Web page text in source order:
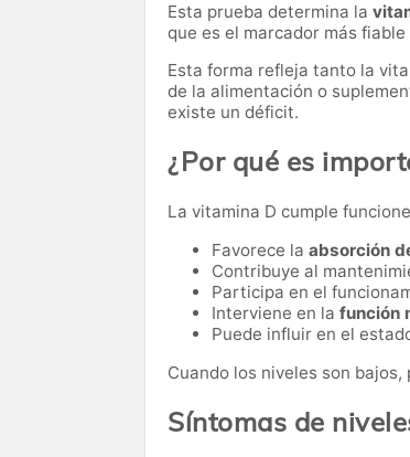
Esta prueba determina la
que es el marcador más
Esta forma refleja tanto la
de la alimentación o
existe un déficit.
¿Por qué es
La vitamina D cumple
Favorece la absorción
Contribuye al
Participa en el
Interviene en la función
Puede influir en el
Cuando los niveles son
Síntomas de